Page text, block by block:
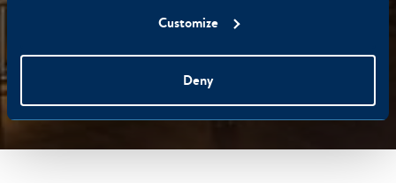
Customize
Deny